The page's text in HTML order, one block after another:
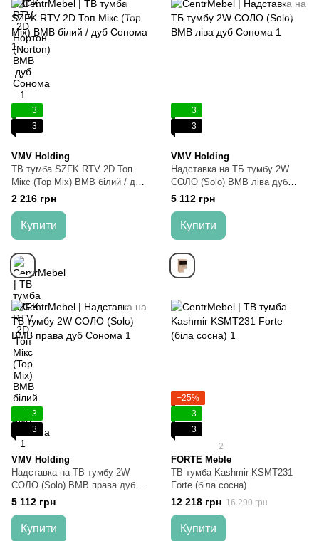
3
3
VMV Holding
ТВ тумба SZFK RTV 2D Топ
Мікс (Top Mix) ВМВ білий / дуб
Сонома
2 216 грн
Купити
3
3
VMV Holding
Надставка на ТБ тумбу 2W
СОЛО (Solo) ВМВ ліва дуб
Сонома
5 112 грн
Купити
3
3
VMV Holding
Надставка на ТВ тумбу 2W
СОЛО (Solo) ВМВ права дуб
Сонома
5 112 грн
Купити
−25%
3
3
2
FORTE Meble
ТВ тумба Kashmir KSMT231
Forte (біла сосна)
12 218 грн 16 290 грн
Купити